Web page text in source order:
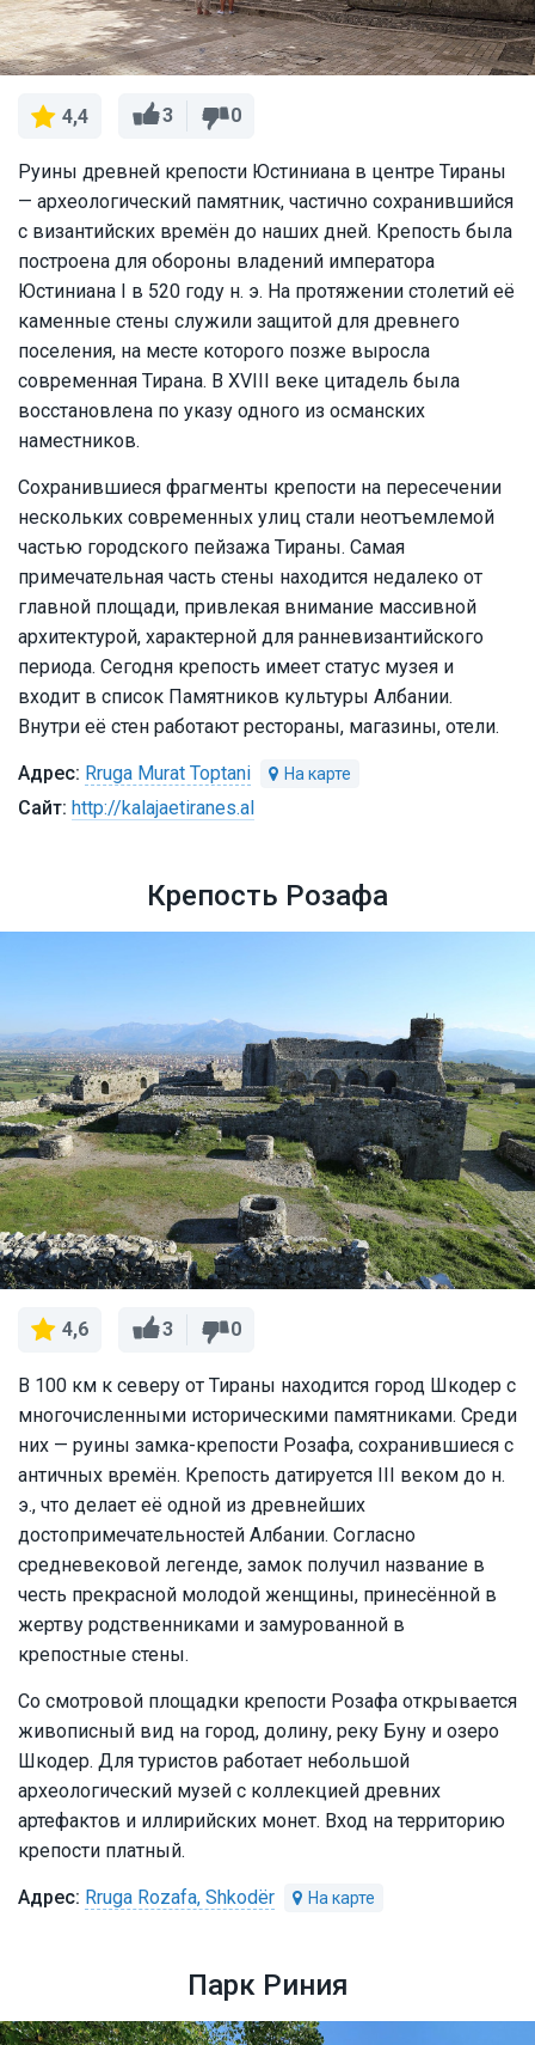
4,4 3 0
Руины древней крепости Юстиниана в центре Тираны
— археологический памятник, частично сохранившийся
с византийских времён до наших дней. Крепость была
построена для обороны владений императора
Юстиниана I в 520 году н. э. На протяжении столетий её
каменные стены служили защитой для древнего
поселения, на месте которого позже выросла
современная Тирана. В XVIII веке цитадель была
восстановлена по указу одного из османских
наместников.
Сохранившиеся фрагменты крепости на пересечении
нескольких современных улиц стали неотъемлемой
частью городского пейзажа Тираны. Самая
примечательная часть стены находится недалеко от
главной площади, привлекая внимание массивной
архитектурой, характерной для ранневизантийского
периода. Сегодня крепость имеет статус музея и
входит в список Памятников культуры Албании.
Внутри её стен работают рестораны, магазины, отели.
Rruga Murat Toptani
http://kalajaetiranes.al
Крепость Розафа
4,6 3 0
В 100 км к северу от Тираны находится город Шкодер с
многочисленными историческими памятниками. Среди
них — руины замка-крепости Розафа, сохранившиеся с
античных времён. Крепость датируется III веком до н.
э., что делает её одной из древнейших
достопримечательностей Албании. Согласно
средневековой легенде, замок получил название в
честь прекрасной молодой женщины, принесённой в
жертву родственниками и замурованной в
крепостные стены.
Со смотровой площадки крепости Розафа открывается
живописный вид на город, долину, реку Буну и озеро
Шкодер. Для туристов работает небольшой
археологический музей с коллекцией древних
артефактов и иллирийских монет. Вход на территорию
крепости платный.
Rruga Rozafa, Shkodër
Парк Риния